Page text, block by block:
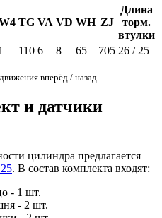
TG VA VD WH ZJ
Длина
торм.
втулки
110 6 8 65 705 26 / 25
вперёд / назад
и датчики
цилиндра предлагается
. В состав комплекта входят:
- 1 шт.
- 2 шт.